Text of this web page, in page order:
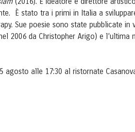
È stato tra i primi in Italia a
Sue poesie sono state pubblicate in
2006 da Christopher Arigo) e l’ultima
alle 17:30 al ristornate